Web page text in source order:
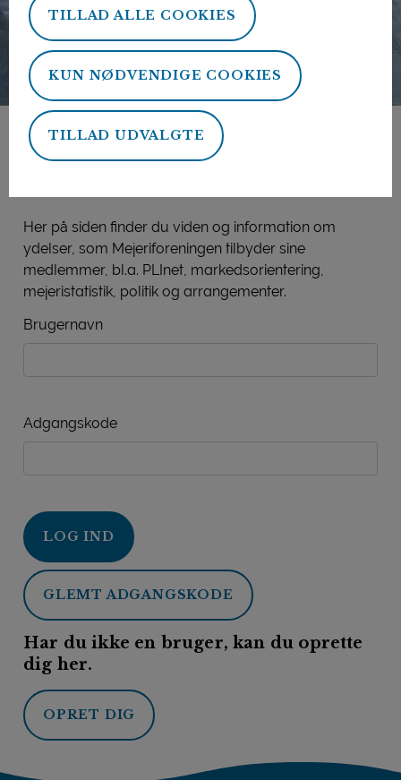
TILLAD ALLE COOKIES
KUN NØDVENDIGE COOKIES
TILLAD UDVALGTE
Mejeriforeningens
Her på siden finder du viden og information om
ydelser, som Mejeriforeningen tilbyder sine
medlemmer, bl.a. PLInet, markedsorientering,
mejeristatistik, politik og arrangementer.
Brugernavn
Adgangskode
LOG IND
GLEMT ADGANGSKODE
Har du ikke en bruger, kan du oprette
dig her.
OPRET DIG